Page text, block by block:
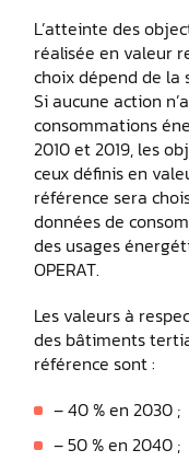
L’atteinte des
réalisée en valeur
choix dépend de la
Si aucune action
consommations
2010 et 2019, les
ceux définis en
référence sera
données de
des usages
OPERAT.
Les valeurs à
des bâtiments
référence sont :
– 40 % en 2030 ;
– 50 % en 2040 ;